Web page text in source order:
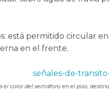
está permitido circular
en el frente.
color del semáforo en el piso,